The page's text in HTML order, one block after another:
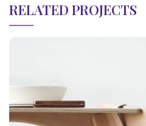
RELATED PROJECTS